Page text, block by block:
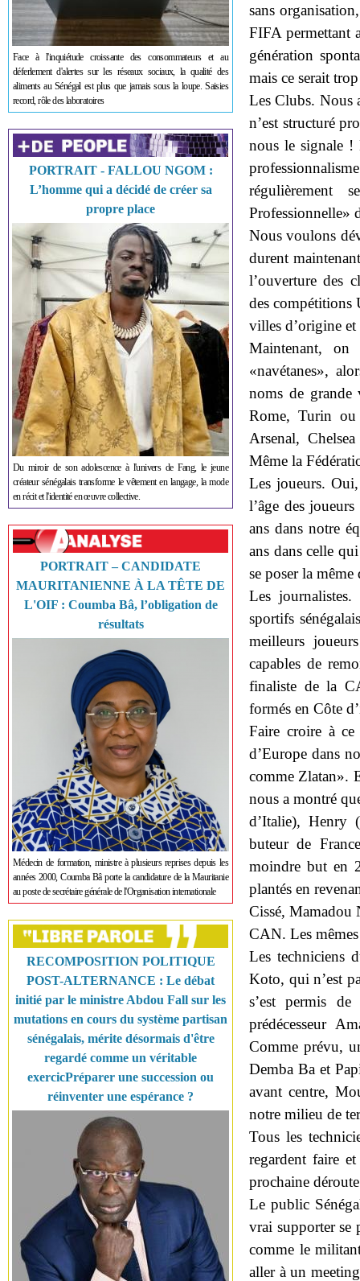
Face à l'inquiétude croissante des consommateurs et au
déferlement d'alertes sur les réseaux sociaux, la qualité des
aliments au Sénégal est plus que jamais sous la loupe. Saisies
record, rôle des laboratoires
PORTRAIT - FALLOU NGOM :
L’homme qui a décidé de créer sa
propre place
Du miroir de son adolescence à l'univers de Fang, le jeune
créateur sénégalais transforme le vêtement en langage, la mode
en récit et l'identité en œuvre collective.
PORTRAIT – CANDIDATE
MAURITANIENNE À LA TÊTE DE
L'OIF : Coumba Bâ, l’obligation de
résultats
Médecin de formation, ministre à plusieurs reprises depuis les
années 2000, Coumba Bâ porte la candidature de la Mauritanie
au poste de secrétaire générale de l'Organisation internationale
RECOMPOSITION POLITIQUE
POST-ALTERNANCE : Le débat
initié par le ministre Abdou Fall sur les
mutations en cours du système partisan
sénégalais, mérite désormais d'être
regardé comme un véritable
exercicPréparer une succession ou
réinventer une espérance ?
sans
FIFA permettant
génération
mais ce serait
Les Clubs. Nous
n’est structuré
nous le signale !
Professionnelle»
Nous voulons
durent
l’ouverture des
des compétitions
villes d’origine et
Maintenant, on
«navétanes»,
noms de
Rome, Turin
Arsenal,
Même la
Les joueurs.
l’âge des
ans dans notre
ans dans celle
se poser la
Les
sportifs
meilleurs
capables de
finaliste de la
formés en Côte
Faire croire à
d’Europe dans
comme Zlatan».
nous a montré
d’Italie), Henry
buteur de
moindre but en
plantés en
Cissé, Mamadou
CAN. Les mêmes
Les techniciens
Koto, qui n’est
s’est permis
prédécesseur
Comme prévu,
Demba Ba et
avant centre,
notre milieu de
Tous les
regardent faire
prochaine
Le public
vrai supporter se
comme le
aller à un